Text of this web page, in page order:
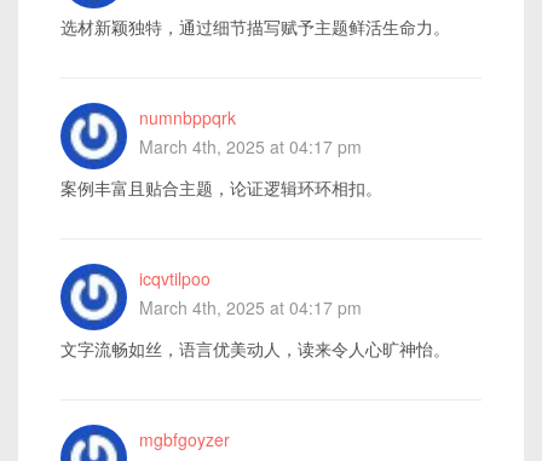
选材新颖独特，通过细节描写赋予主题鲜活生命力。
numnbppqrk
March 4th, 2025 at 04:17 pm
案例丰富且贴合主题，论证逻辑环环相扣。
icqvtilpoo
March 4th, 2025 at 04:17 pm
文字流畅如丝，语言优美动人，读来令人心旷神怡。
mgbfgoyzer